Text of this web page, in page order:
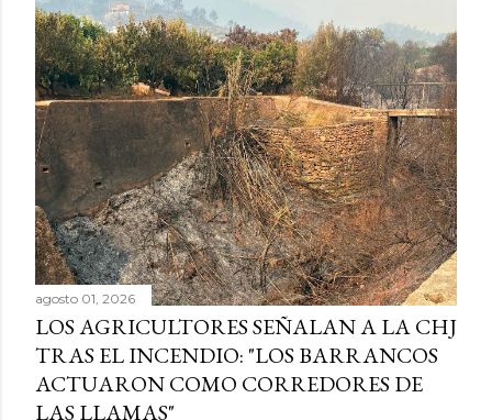
agosto 01, 2026
LOS AGRICULTORES SEÑALAN A LA CHJ
TRAS EL INCENDIO: "LOS BARRANCOS
ACTUARON COMO CORREDORES DE
LAS LLAMAS"